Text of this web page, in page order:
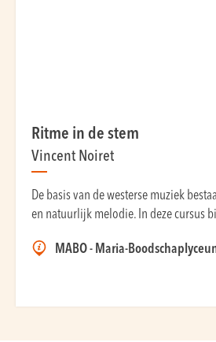
Ritme in de stem
Vincent Noiret
De basis van de westerse muziek
en natuurlijk melodie. In deze cursus
MABO - Maria-